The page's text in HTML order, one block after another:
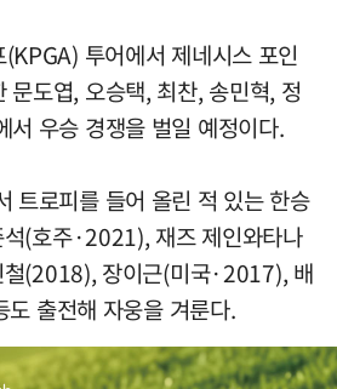
투어에서 제네시스 포인
문도엽, 오승택, 최찬, 송민혁, 정
서 우승 경쟁을 벌일 예정이다.
트로피를 들어 올린 적 있는 한승
(호주·2021), 재즈 제인와타나
(2018), 장이근(미국·2017), 배
출전해 자웅을 겨룬다.